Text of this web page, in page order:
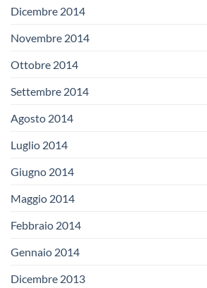
Dicembre 2014
Novembre 2014
Ottobre 2014
Settembre 2014
Agosto 2014
Luglio 2014
Giugno 2014
Maggio 2014
Febbraio 2014
Gennaio 2014
Dicembre 2013